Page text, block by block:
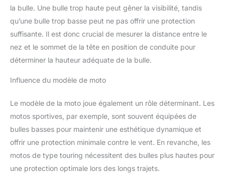
la bulle. Une bulle trop haute peut gêner la visibilité, tandis
qu’une bulle trop basse peut ne pas offrir une protection
suffisante. Il est donc crucial de mesurer la distance entre le
nez et le sommet de la tête en position de conduite pour
déterminer la hauteur adéquate de la bulle.
Influence du modèle de moto
Le modèle de la moto joue également un rôle déterminant. Les
motos sportives, par exemple, sont souvent équipées de
bulles basses pour maintenir une esthétique dynamique et
offrir une protection minimale contre le vent. En revanche, les
motos de type touring nécessitent des bulles plus hautes pour
une protection optimale lors des longs trajets.